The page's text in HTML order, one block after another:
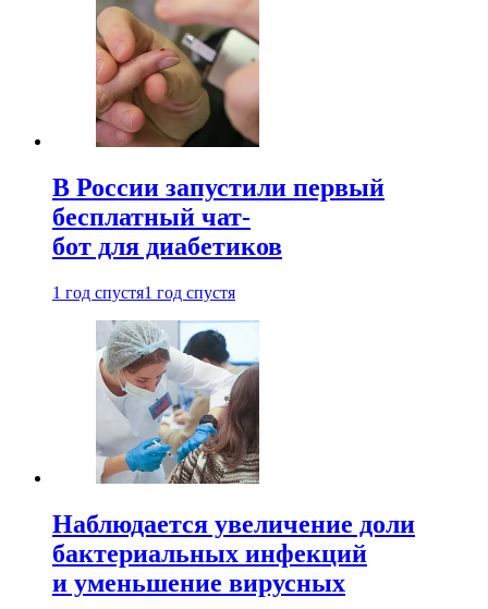
В России запустили первый
бесплатный чат-
бот для диабетиков
1 год спустя1 год спустя
Наблюдается увеличение доли
бактериальных инфекций
и уменьшение вирусных